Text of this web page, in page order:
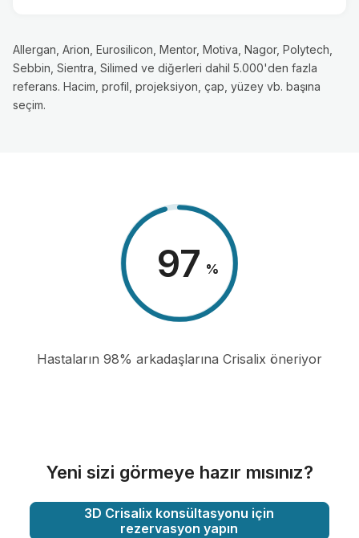
Allergan, Arion, Eurosilicon, Mentor, Motiva, Nagor, Polytech,
Sebbin, Sientra, Silimed ve diğerleri dahil 5.000'den fazla
referans. Hacim, profil, projeksiyon, çap, yüzey vb. başına
seçim.
98 %
Hastaların 98% arkadaşlarına Crisalix öneriyor
Yeni sizi görmeye hazır mısınız?
3D Crisalix konsültasyonu için
rezervasyon yapın